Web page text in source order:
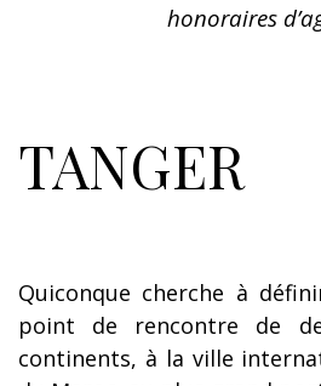
honoraires
TANGER
Quiconque cherche à
point de rencontre de
continents, à la ville